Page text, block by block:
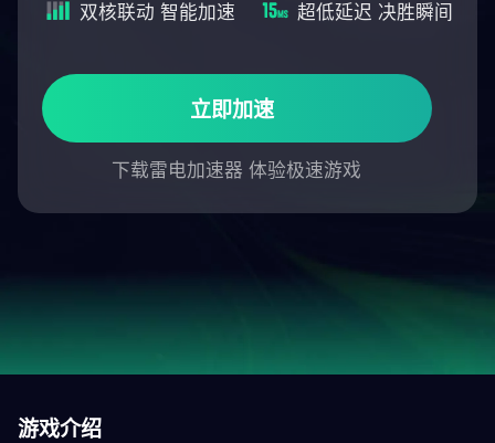
立即加速
下载雷电加速器 体验极速游戏
双核联动 智能加速 超低延迟 决胜瞬间
游戏介绍